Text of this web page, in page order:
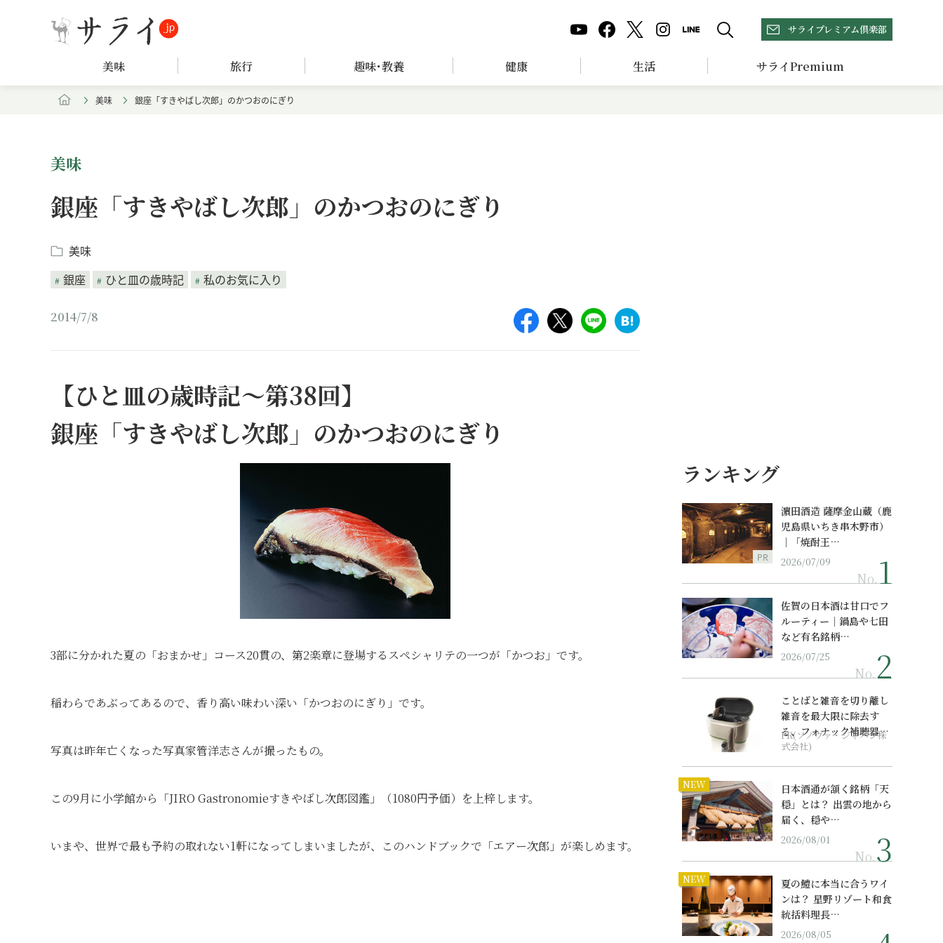
サライプレミアム倶楽部
美味 旅行 趣味･教養 健康 生活 サライPremium
美味 銀座「すきやばし次郎」のかつおのにぎり
美味
銀座「すきやばし次郎」のかつおのにぎり
美味
銀座
ひと皿の歳時記 私のお気に入り
2014/7/8
【ひと皿の歳時記～第38回】
銀座「すきやばし次郎」のかつおのにぎり
3部に分かれた夏の「おまかせ」コース20貫の、第2楽章に登場するスペシャリテの一つが「かつお」です。
稲わらであぶってあるので、香り高い味わい深い「かつおのにぎり」です。
写真は昨年亡くなった写真家管洋志さんが撮ったもの。
この9月に小学館から「JIRO Gastronomieすきやばし次郎図鑑」（1080円予価）を上梓します。
いまや、世界で最も予約の取れない1軒になってしまいましたが、このハンドブックで「エアー次郎」が楽しめます。
ランキング
PR
濵田酒造 薩摩金山蔵（鹿
児島県いちき串木野市）
｜「焼酎王…
2026/07/09
No.
佐賀の日本酒は甘口でフ
ルーティー｜鍋島や七田
など有名銘柄…
2026/07/25
No.
ことばと雑音を切り離し
雑音を最大限に除去す
る、フォナック補聴器の
最上位モデル
PR(ソノヴァ・ジャパン株
式会社)
NEW
日本酒通が頷く銘柄「天
穏」とは？ 出雲の地から
届く、穏や…
2026/08/01
No.
NEW
夏の鱧に本当に合うワイ
ンは？ 星野リゾート和食
統括料理長…
2026/08/05